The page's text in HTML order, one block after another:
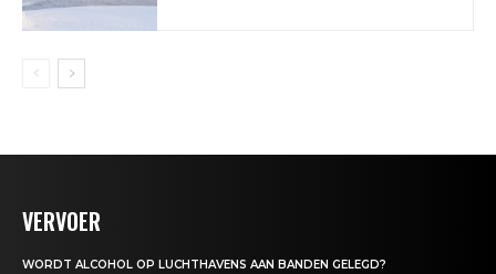
VERVOER
WORDT ALCOHOL OP LUCHTHAVENS AAN BANDEN GELEGD?